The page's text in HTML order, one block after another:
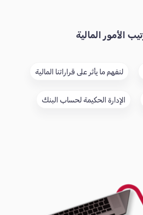
الأمور المالية
لنفهم ما يأثر على قراراتنا المالية
الإدارة الحكيمة لحساب البنك